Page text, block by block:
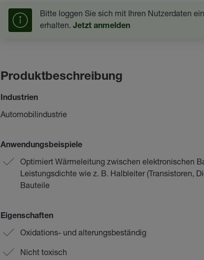
Bitte loggen Sie sich mit Ihren Nutzerdaten
erhalten. Jetzt anmelden
Produktbeschreibung
Industrien
Automobilindustrie
Anwendungsbeispiele
Optimiert Wärmeleitung zwischen elektronischen
Leistungsdichte wie z. B. Halbleiter (Transistoren,
Bauteile
Eigenschaften
Oxidations- und alterungsbeständig
Nicht toxisch